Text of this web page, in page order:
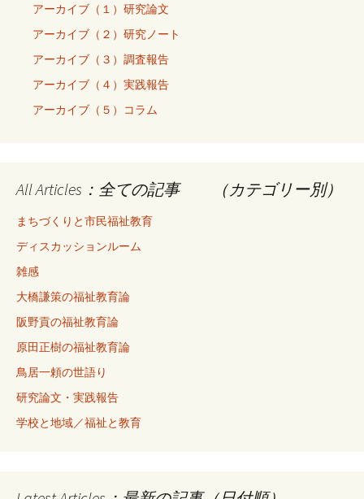
アーカイブ（１）研究論文
アーカイブ（２）研究ノート
アーカイブ（３）調査報告
アーカイブ（４）実践報告
アーカイブ（５）コラム
All Articles：全ての記事 （カテゴリー別）
まちづくりと市民福祉教育
ディスカッションルーム
雑感
大橋謙策の福祉教育論
阪野貢の福祉教育論
原田正樹の福祉教育論
鳥居一頼の世語り
研究論文・実践報告
学校と地域／福祉と教育